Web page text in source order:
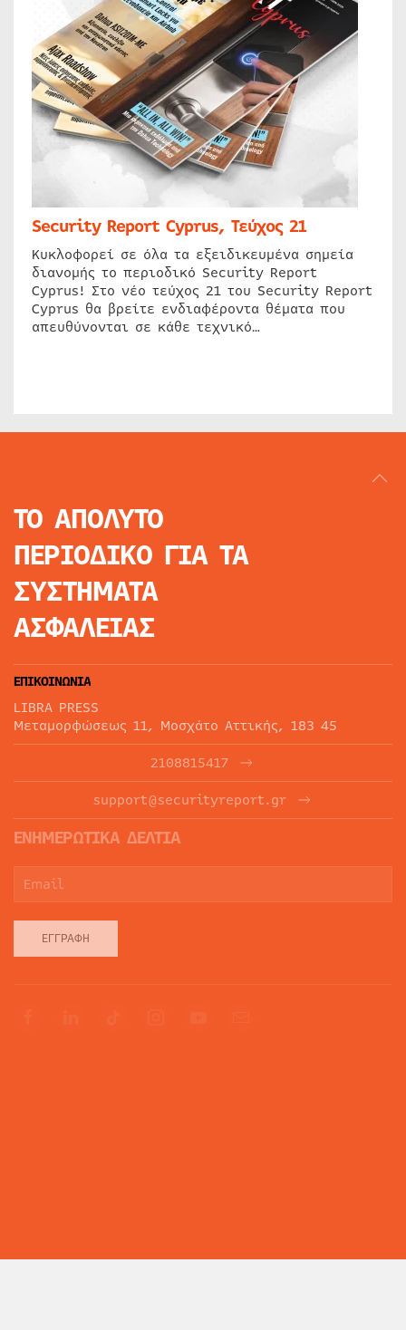
Security Report Cyprus, Τεύχος 21
Κυκλοφορεί σε όλα τα εξειδικευμένα σημεία
διανομής το περιοδικό Security Report
Cyprus! Στο νέο τεύχος 21 του Security Report
Cyprus θα βρείτε ενδιαφέροντα θέματα που
απευθύνονται σε κάθε τεχνικό…
ΤΟ ΑΠΟΛΥΤΟ
ΠΕΡΙΟΔΙΚΟ ΓΙΑ ΤΑ
ΣΥΣΤΗΜΑΤΑ
ΑΣΦΑΛΕΙΑΣ
ΕΠΙΚΟΙΝΩΝΙΑ
LIBRA PRESS
Μεταμορφώσεως 11, Μοσχάτο Αττικής, 183 45
2108815417
support@securityreport.gr
ΕΝΗΜΕΡΩΤΙΚΑ ΔΕΛΤΙΑ
ΕΓΓΡΑΦΉ